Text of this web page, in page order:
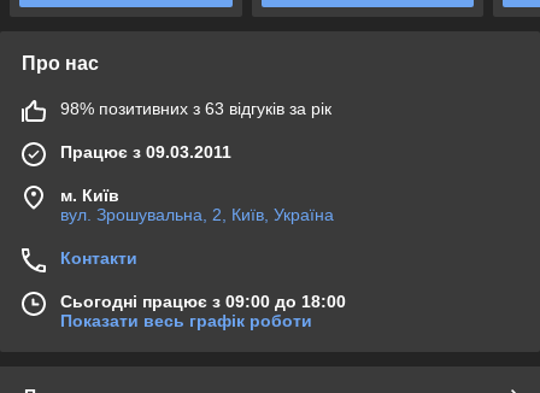
Про нас
98% позитивних з 63 відгуків за рік
Працює з 09.03.2011
м. Київ
вул. Зрошувальна, 2, Київ, Україна
Контакти
Сьогодні працює з 09:00 до 18:00
Показати весь графік роботи